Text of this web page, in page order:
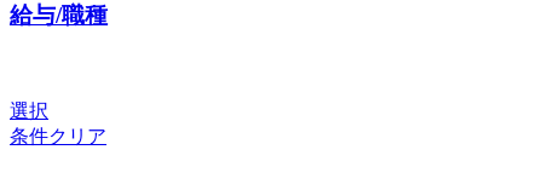
給与/職種
選択
条件クリア